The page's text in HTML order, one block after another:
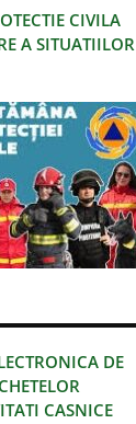
CIVILA
A SITUATIILOR
DE
CASNICE